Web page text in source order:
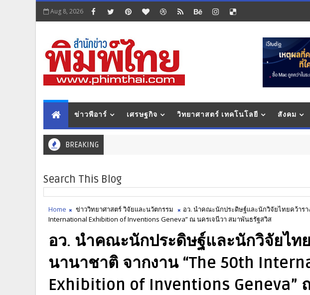
Aug 8, 2026
ข่าวพีอาร์ เศรษฐกิจ วิทยาศาสตร์ เทคโนโลยี สังคม
BREAKING
Search This Blog
Home ข่าววิทยาศาสตร์ วิจัยและนวัตกรรม
อว. นำคณะนักประดิษฐ์และนักวิจัยไทยคว้ารา
International Exhibition of Inventions Geneva” ณ นครเจนีวา สมาพันธรัฐสวิส
อว. นำคณะนักประดิษฐ์และนักวิจัยไท
นานาชาติ จากงาน “The 50th
Exhibition of Inventions Geneva”